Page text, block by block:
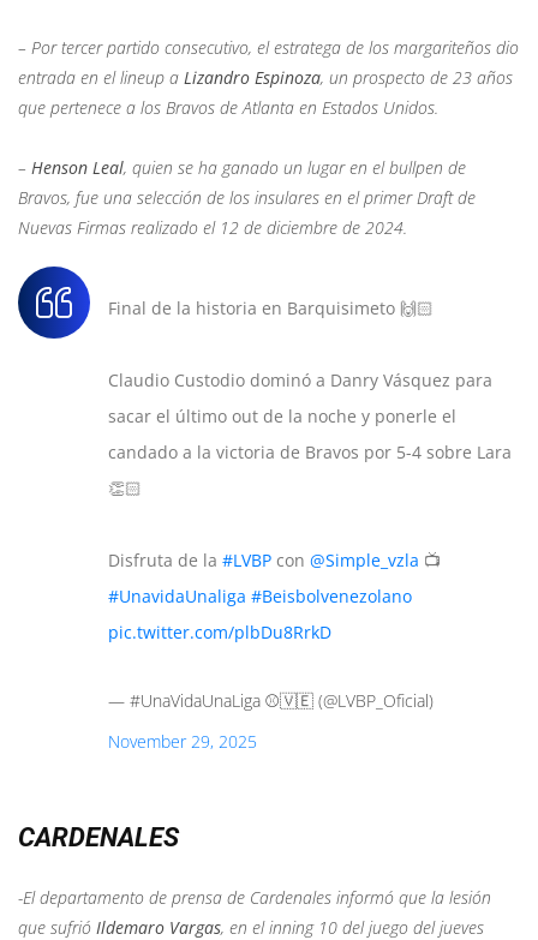
– Por tercer partido consecutivo, el estratega de los margariteños dio
entrada en el lineup a Lizandro Espinoza, un prospecto de 23 años
que pertenece a los Bravos de Atlanta en Estados Unidos.
– Henson Leal, quien se ha ganado un lugar en el bullpen de
Bravos, fue una selección de los insulares en el primer Draft de
Nuevas Firmas realizado el 12 de diciembre de 2024.
Final de la historia en Barquisimeto 🙌🏻
Claudio Custodio dominó a Danry Vásquez para
sacar el último out de la noche y ponerle el
candado a la victoria de Bravos por 5-4 sobre Lara
👏🏻
Disfruta de la #LVBP con @Simple_vzla 📺
#UnavidaUnaliga #Beisbolvenezolano
pic.twitter.com/plbDu8RrkD
— #UnaVidaUnaLiga ⚾️🇻🇪 (@LVBP_Oficial)
November 29, 2025
CARDENALES
-El departamento de prensa de Cardenales informó que la lesión
que sufrió Ildemaro Vargas, en el inning 10 del juego del jueves